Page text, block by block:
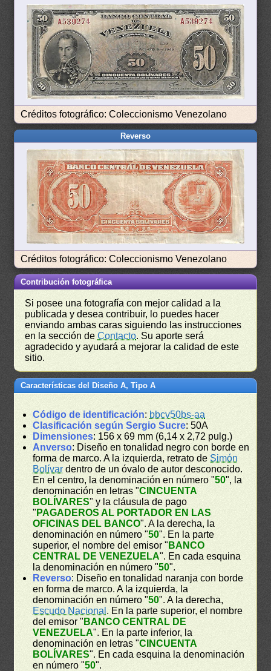
Créditos fotográfico: Coleccionismo Venezolano
Reverso
Créditos fotográfico: Coleccionismo Venezolano
Contribución fotográfica
Si posee una fotografía con mejor calidad a la
publicada y desea contribuir, lo puedes hacer
enviando ambas caras siguiendo las instrucciones
en la sección deContacto. Su aporte será
agradecido y ayudará a mejorar la calidad de este
sitio.
Características del Diseño A, Tipo A
Código de identificación: bbcv50bs-aa
Clasificación según Sergio Sucre: 50A
Dimensiones: 156 x 69 mm (6,14 x 2,72 pulg.)
Anverso: Diseño en tonalidad negro con borde en
forma de marco. A la izquierda, retrato deSimón
Bolívar dentro de un óvalo de autor desconocido.
En el centro, la denominación en número "50", la
denominación en letras "CINCUENTA
BOLÍVARES" y la cláusula de pago
" PAGADEROS AL PORTADOR EN LAS
OFICINAS DEL BANCO". A la derecha, la
denominación en número "50". En la parte
superior, el nombre del emisor " BANCO
CENTRAL DE VENEZUELA". En cada esquina
la denominación en número "50".
Reverso: Diseño en tonalidad naranja con borde
en forma de marco. A la izquierda, la
denominación en número "50". A la derecha,
Escudo Nacional . En la parte superior, el nombre
del emisor " BANCO CENTRAL DE
VENEZUELA". En la parte inferior, la
denominación en letras "CINCUENTA
BOLÍVARES". En cada esquina la denominación
en número "50".